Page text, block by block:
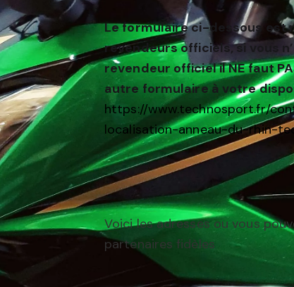
Le formulaire ci-dessous est
revendeurs officiels, si vous
revendeur officiel il NE faut
autre formulaire à votre
https://www.technosport.fr/
localisation-anneau-du-rhin-
Voici les adresses ou vous
partenaires fidèles